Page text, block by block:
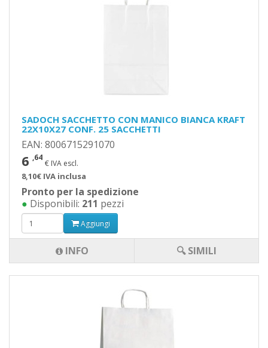
SADOCH SACCHETTO CON MANICO BIANCA KRAFT
22X10X27 CONF. 25 SACCHETTI
EAN: 8006715291070
6 ,64
€ IVA escl.
8,10€ IVA inclusa
Pronto per la spedizione
● Disponibili: 211 pezzi
Aggiungi
INFO 🔍 SIMILI